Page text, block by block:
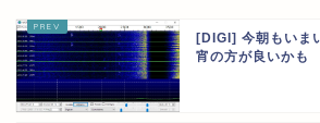
[DIGI] 今朝もいま
宵の方が良いかも